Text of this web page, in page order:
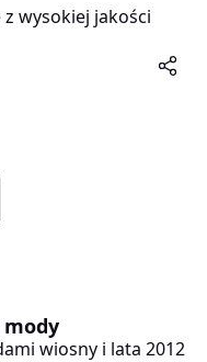
wysokiej jakości
mody
wiosny i lata 2012